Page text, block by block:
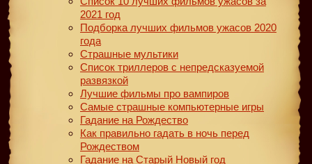
2021 год
Подборка лучших фильмов ужасов 2020
года
Страшные мультики
Список триллеров с непредсказуемой
развязкой
Лучшие фильмы про вампиров
Самые страшные компьютерные игры
Гадание на Рождество
Как правильно гадать в ночь перед
Рождеством
Гадание на Старый Новый год